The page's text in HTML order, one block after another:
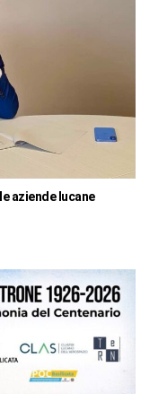
aziende lucane